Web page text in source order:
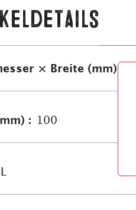
× Breite (mm) :
: 100